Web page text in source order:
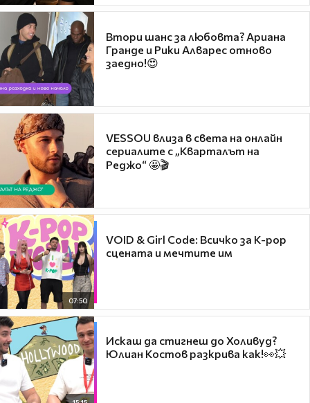
Втори шанс за любовта? Ариана
Гранде и Рики Алварес отново
заедно!😍
VESSOU влиза в света на онлайн
сериалите с „Кварталът на
Реджо“ 🤩🎬
07:50
VOID & Girl Code: Всичко за K-pop
сцената и мечтите им
Искаш да стигнеш до Холивуд?
Юлиан Костов разкрива как!👀💥